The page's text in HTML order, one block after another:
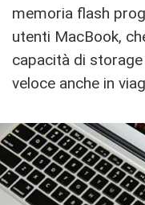
memoria flash
utenti MacBook,
capacità di
veloce anche in